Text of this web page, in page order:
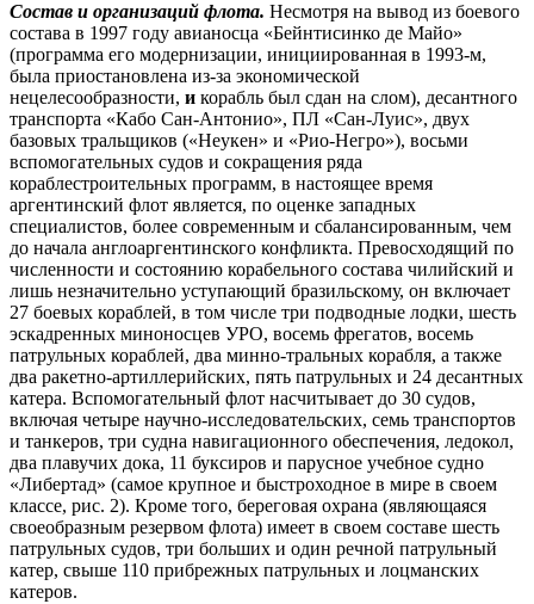
Состав и организаций флота. Несмотря на вывод из боевого
состава в 1997 году авианосца «Бейнтисинко де Майо»
(программа его модернизации, инициированная в 1993-м,
была приостановлена из-за экономической
нецелесообразности, и корабль был сдан на слом), десантного
транспорта «Кабо Сан-Антонио», ПЛ «Сан-Луис», двух
базовых тральщиков («Неукен» и «Рио-Негро»), восьми
вспомогательных судов и сокращения ряда
кораблестроительных программ, в настоящее время
аргентинский флот является, по оценке западных
специалистов, более современным и сбалансированным, чем
до начала англоаргентинского конфликта. Превосходящий по
численности и состоянию корабельного состава чилийский и
лишь незначительно уступающий бразильскому, он включает
27 боевых кораблей, в том числе три подводные лодки, шесть
эскадренных миноносцев УРО, восемь фрегатов, восемь
патрульных кораблей, два минно-тральных корабля, а также
два ракетно-артиллерийских, пять патрульных и 24 десантных
катера. Вспомогательный флот насчитывает до 30 судов,
включая четыре научно-исследовательских, семь транспортов
и танкеров, три судна навигационного обеспечения, ледокол,
два плавучих дока, 11 буксиров и парусное учебное судно
«Либертад» (самое крупное и быстроходное в мире в своем
классе, рис. 2). Кроме того, береговая охрана (являющаяся
своеобразным резервом флота) имеет в своем составе шесть
патрульных судов, три больших и один речной патрульный
катер, свыше 110 прибрежных патрульных и лоцманских
катеров.